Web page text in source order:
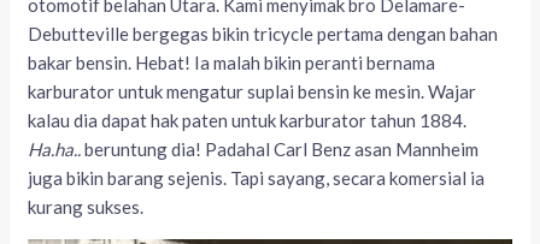
otomotif belahan Utara. Kami menyimak bro Delamare-
Debutteville bergegas bikin tricycle pertama dengan bahan
bakar bensin. Hebat! Ia malah bikin peranti bernama
karburator untuk mengatur suplai bensin ke mesin. Wajar
kalau dia dapat hak paten untuk karburator tahun 1884.
Ha.ha..beruntung dia! Padahal Carl Benz asan Mannheim
juga bikin barang sejenis. Tapi sayang, secara komersial ia
kurang sukses.